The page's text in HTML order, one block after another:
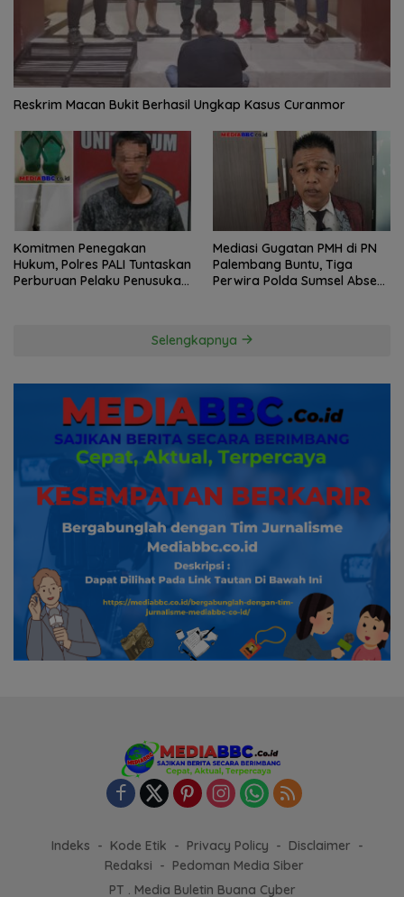
Reskrim Macan Bukit Berhasil Ungkap Kasus Curanmor
Komitmen Penegakan
Hukum, Polres PALI Tuntaskan
Perburuan Pelaku Penusukan
Mediasi Gugatan PMH di PN
Palembang Buntu, Tiga
Perwira Polda Sumsel Absen,
Selengkapnya
Indeks Kode Etik Privacy Policy
Disclaimer
Redaksi
Pedoman Media Siber
PT . Media Buletin Buana Cyber